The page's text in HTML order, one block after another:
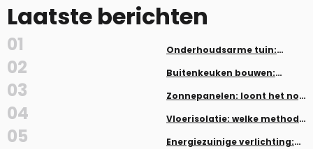
Laatste berichten
01
Onderhoudsarme tuin:
werk
02
Buitenkeuken bouwen:
03
Zonnepanelen: loont het nog
04
Vloerisolatie: welke methode
05
Energiezuinige verlichting: